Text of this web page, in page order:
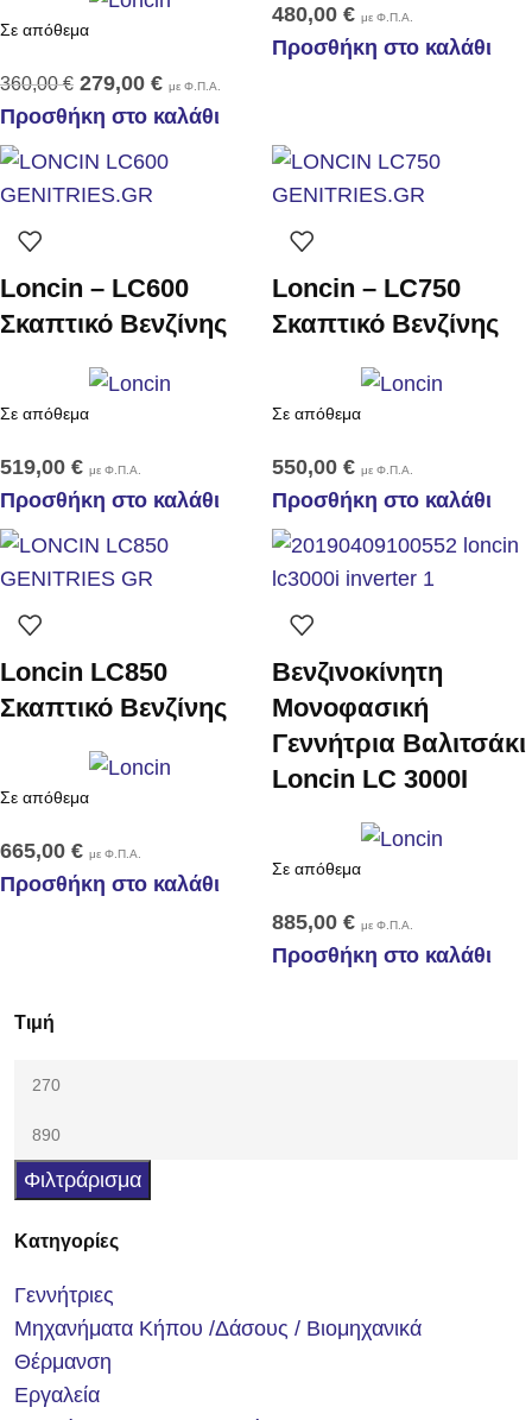
Τιμή
Φιλτράρισμα
Κατηγορίες
Γεννήτριες
Μηχανήματα Κήπου /Δάσους / Βιομηχανικά
Θέρμανση
Εργαλεία
Σε απόθεμα
360,00€ 279,00 € με Φ.Π.Α.
Προσθήκη στο καλάθι
480,00 € με Φ.Π.Α.
Προσθήκη στο καλάθι
Loncin – LC600
Σκαπτικό Βενζίνης
Σε απόθεμα
519,00 € με Φ.Π.Α.
Προσθήκη στο καλάθι
Loncin – LC750
Σκαπτικό Βενζίνης
Σε απόθεμα
550,00 € με Φ.Π.Α.
Προσθήκη στο καλάθι
Loncin LC850
Σκαπτικό Βενζίνης
Σε απόθεμα
665,00 € με Φ.Π.Α.
Προσθήκη στο καλάθι
Βενζινοκίνητη
Μονοφασική
Γεννήτρια Βαλιτσάκι
Loncin LC 3000I
Σε απόθεμα
885,00 € με Φ.Π.Α.
Προσθήκη στο καλάθι